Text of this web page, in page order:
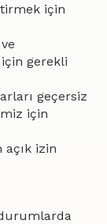
için
gerekli
geçersiz
için
izin